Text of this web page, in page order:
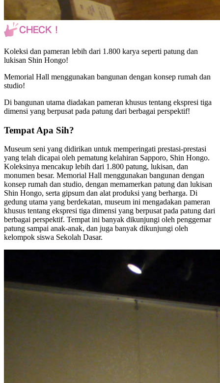
Koleksi dan pameran lebih dari 1.800 karya seperti patung dan
lukisan Shin Hongo!
Memorial Hall menggunakan bangunan dengan konsep rumah dan
studio!
Di bangunan utama diadakan pameran khusus tentang ekspresi tiga
dimensi yang berpusat pada patung dari berbagai perspektif!
Tempat Apa Sih?
Museum seni yang didirikan untuk memperingati prestasi-prestasi
yang telah dicapai oleh pematung kelahiran Sapporo, Shin Hongo.
Koleksinya mencakup lebih dari 1.800 patung, lukisan, dan
monumen besar. Memorial Hall menggunakan bangunan dengan
konsep rumah dan studio, dengan memamerkan patung dan lukisan
Shin Hongo, serta gipsum dan alat produksi yang berharga. Di
gedung utama yang berdekatan, museum ini mengadakan pameran
khusus tentang ekspresi tiga dimensi yang berpusat pada patung dari
berbagai perspektif. Tempat ini banyak dikunjungi oleh penggemar
patung sampai anak-anak, dan juga banyak dikunjungi oleh
kelompok siswa Sekolah Dasar.